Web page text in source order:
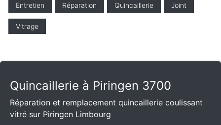
Entretien Réparation Quincaillerie Joint
Vitrage
Quincaillerie à Piringen 3700
Réparation et remplacement quincaillerie coulissant
vitré sur Piringen Limbourg